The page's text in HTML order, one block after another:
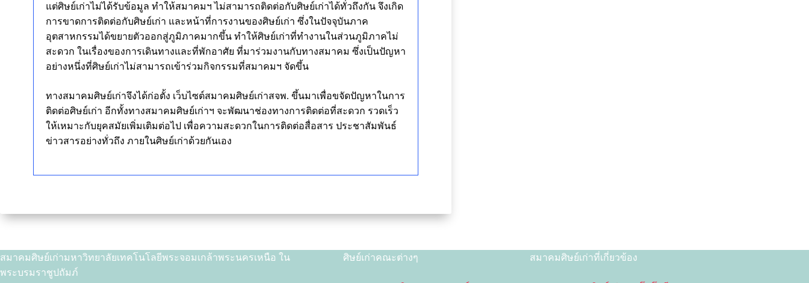
แต่ศิษย์เก่าไม่ได้รับข้อมูล ทำให้สมาคมฯ ไม่สามารถติดต่อกับศิษย์เก่าได้ทั่วถึงกัน จึงเกิด
การขาดการติดต่อกับศิษย์เก่า และหน้าที่การงานของศิษย์เก่า ซึ่งในปัจจุบันภาค
อุตสาหกรรมได้ขยายตัวออกสู่ภูมิภาคมากขึ้น ทำให้ศิษย์เก่าที่ทำงานในส่วนภูมิภาคไม่
สะดวก ในเรื่องของการเดินทางและที่พักอาศัย ที่มาร่วมงานกับทางสมาคม ซึ่งเป็นปัญหา
อย่างหนึ่งที่ศิษย์เก่าไม่สามารถเข้าร่วมกิจกรรมที่สมาคมฯ จัดขึ้น
ทางสมาคมศิษย์เก่าจึงได้ก่อตั้ง เว็บไซต์สมาคมศิษย์เก่าสจพ. ขึ้นมาเพื่อขจัดปัญหาในการ
ติดต่อศิษย์เก่า อีกทั้งทางสมาคมศิษย์เก่าฯ จะพัฒนาช่องทางการติดต่อที่สะดวก รวดเร็ว
ให้เหมาะกับยุคสมัยเพิ่มเติมต่อไป เพื่อความสะดวกในการติดต่อสื่อสาร ประชาสัมพันธ์
ข่าวสารอย่างทั่วถึง ภายในศิษย์เก่าด้วยกันเอง
สมาคมศิษย์เก่ามหาวิทยาลัยเทคโนโลยีพระจอมเกล้าพระนครเหนือ ใน
พระบรมราชูปถัมภ์
ศิษย์เก่าคณะต่างๆ สมาคมศิษย์เก่าที่เกี่ยวข้อง